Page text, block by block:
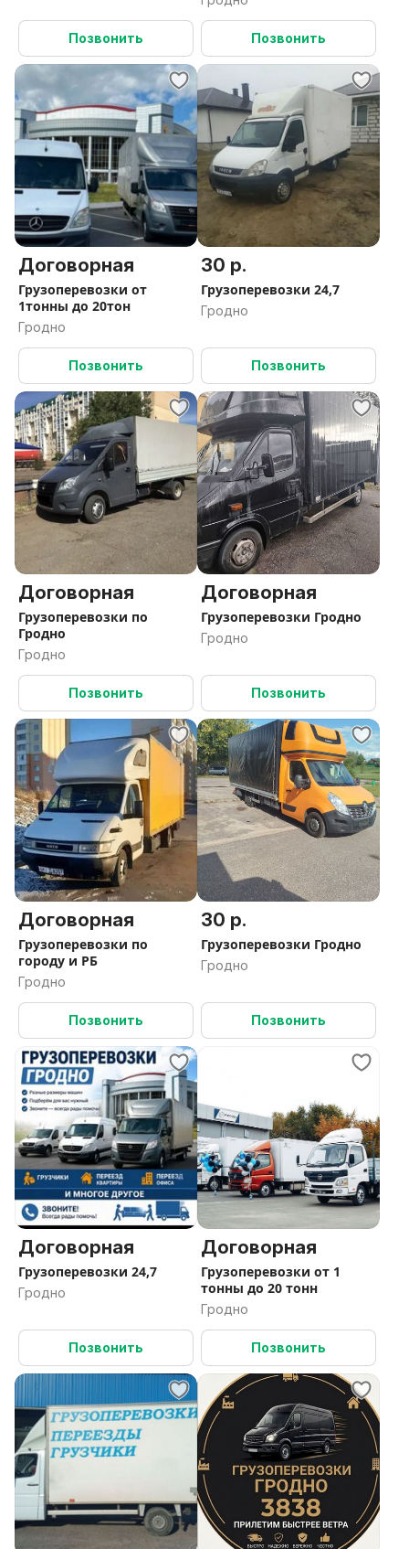
Позвонить Позвонить
Договорная
Грузоперевозки от
1тонны до 20тон
Гродно
Позвонить
30 р.
Грузоперевозки 24,7
Гродно
Позвонить
Договорная
Грузоперевозки по
Гродно
Гродно
Позвонить
Договорная
Грузоперевозки Гродно
Гродно
Позвонить
Договорная
Грузоперевозки по
городу и РБ
Гродно
Позвонить
30 р.
Грузоперевозки Гродно
Гродно
Позвонить
Договорная
Грузоперевозки 24,7
Гродно
Позвонить
Договорная
Грузоперевозки от 1
тонны до 20 тонн
Гродно
Позвонить